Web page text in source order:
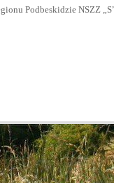
Podbeskidzie NSZZ